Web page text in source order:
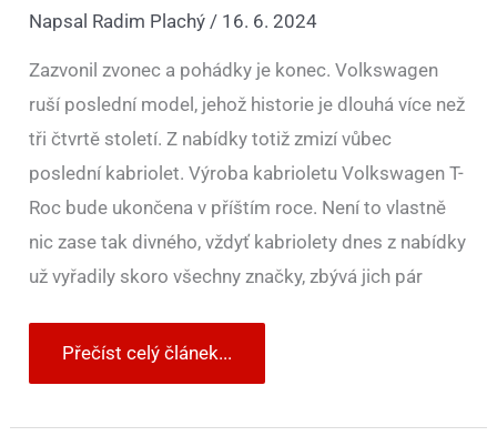
Napsal Radim Plachý/ 16. 6. 2024
Zazvonil zvonec a pohádky je konec. Volkswagen
ruší poslední model, jehož historie je dlouhá více než
tři čtvrtě století. Z nabídky totiž zmizí vůbec
poslední kabriolet. Výroba kabrioletu Volkswagen T-
Roc bude ukončena v příštím roce. Není to vlastně
nic zase tak divného, vždyť kabriolety dnes z nabídky
už vyřadily skoro všechny značky, zbývá jich pár
Přečíst celý článek...